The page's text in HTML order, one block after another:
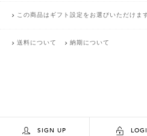
この商品はギフト設定をお選びいただけま
送料について 納期について
SIGN UP